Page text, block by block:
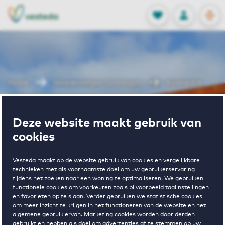
Deze website maakt gebruik van
cookies
Vesteda maakt op de website gebruik van cookies en vergelijkbare
technieken met als voornaamste doel om uw gebruikerservaring
tijdens het zoeken naar een woning te optimaliseren. We gebruiken
functionele cookies om voorkeuren zoals bijvoorbeeld taalinstellingen
en favorieten op te slaan. Verder gebruiken we statistische cookies
om meer inzicht te krijgen in het functioneren van de website en het
algemene gebruik ervan. Marketing cookies worden door derden
FAVORIETEN
Opgeslagen
INLOGGEN
NL
EN
Wonen in
Kolenpark